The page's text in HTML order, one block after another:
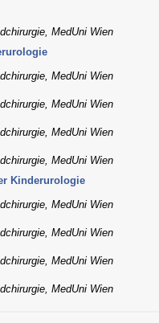
MedUni Wien
MedUni Wien
MedUni Wien
MedUni Wien
MedUni Wien
Kinderurologie
MedUni Wien
MedUni Wien
MedUni Wien
MedUni Wien